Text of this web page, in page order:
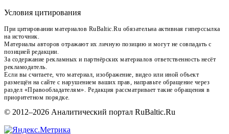
Условия цитирования
При цитировании материалов RuBaltic.Ru обязательна активная гиперссылка
на источник.
Материалы авторов отражают их личную позицию и могут не совпадать с
позицией редакции.
За содержание рекламных и партнёрских материалов ответственность несёт
рекламодатель.
Если вы считаете, что материал, изображение, видео или иной объект
размещён на сайте с нарушением ваших прав, направьте обращение через
раздел «Правообладателям». Редакция рассматривает такие обращения в
приоритетном порядке.
© 2012–2026 Аналитический портал RuBaltic.Ru